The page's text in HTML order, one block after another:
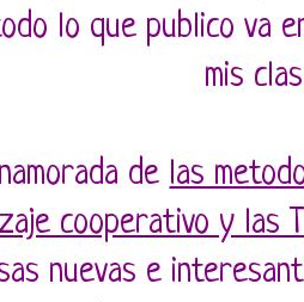
lo que publico va
mis
de las
cooperativo y las
nuevas e